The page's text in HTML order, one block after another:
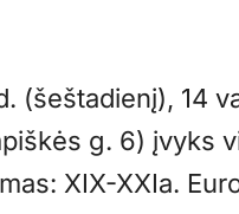
(šeštadienį), 14
g. 6) įvyks
XIX-XXIa.